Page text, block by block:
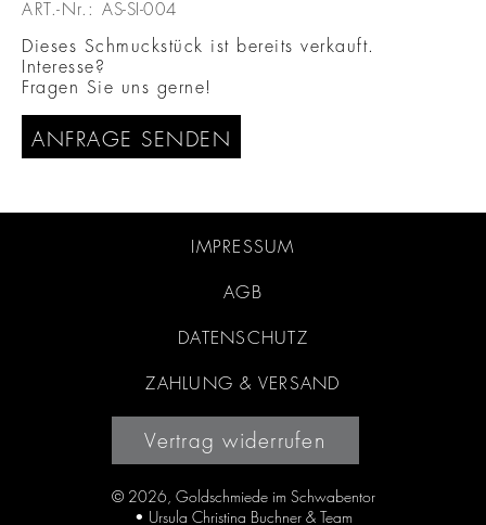
ART.-Nr.: AS-SI-004
Dieses Schmuckstück ist bereits verkauft.
Interesse?
Fragen Sie uns gerne!
ANFRAGE SENDEN
IMPRESSUM
AGB
DATENSCHUTZ
ZAHLUNG & VERSAND
Vertrag widerrufen
© 2026, Goldschmiede im Schwabentor
• Ursula Christina Buchner & Team